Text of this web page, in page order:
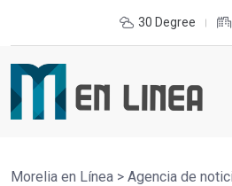
30 Degree
Morelia en Línea > Agencia de